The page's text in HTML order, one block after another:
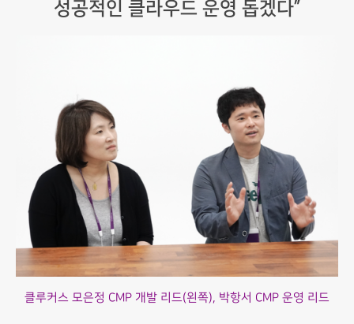
성공적인 클라우드 운영 돕겠다”
클루커스 모은정 CMP 개발 리드(왼쪽), 박항서 CMP 운영 리드